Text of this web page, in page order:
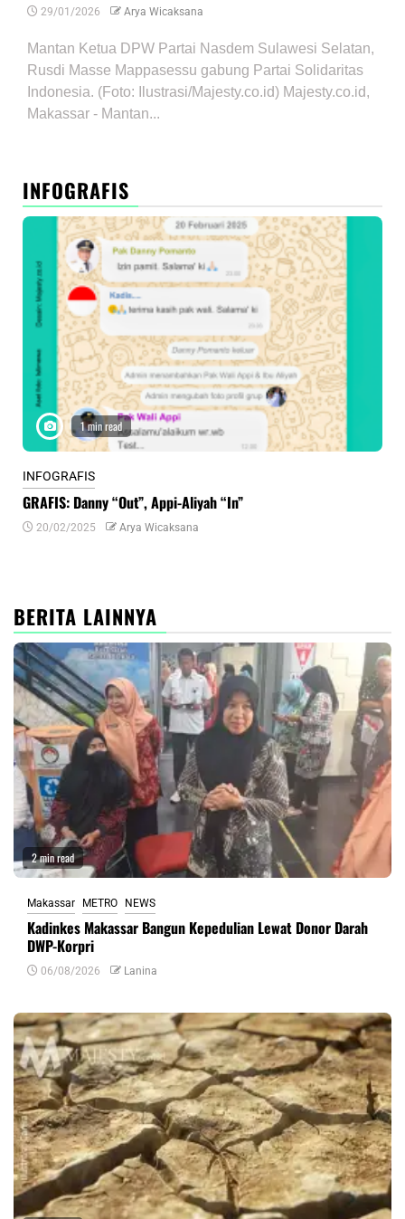
29/01/2026 Arya Wicaksana
Mantan Ketua DPW Partai Nasdem Sulawesi Selatan,
Rusdi Masse Mappasessu gabung Partai Solidaritas
Indonesia. (Foto: Ilustrasi/Majesty.co.id) Majesty.co.id,
Makassar - Mantan...
INFOGRAFIS
1 min read
INFOGRAFIS
GRAFIS: Danny “Out”, Appi-Aliyah “In”
20/02/2025 Arya Wicaksana
BERITA LAINNYA
2 min read
Makassar METRO NEWS
Kadinkes Makassar Bangun Kepedulian Lewat Donor Darah
DWP-Korpri
06/08/2026 Lanina